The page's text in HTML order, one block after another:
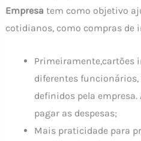
Empresa tem como objetivo
cotidianos, como compras de
Primeiramente,cartões
diferentes
definidos pela
pagar as despesas;
Mais praticidade para